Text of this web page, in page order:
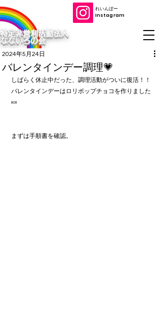
特定非営利活動法人
なないろの会
​れいんぼー
​Instagram
バレンタインデー調理💗
2024年5月24日
しばらく休止中だった、調理活動がついに復活！！
バレンタインデーはロリポップチョコを作りました
🍬
まずは手順書を確認。